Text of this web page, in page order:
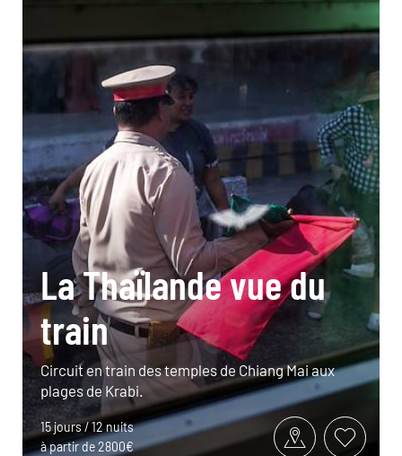
La Thaïlande vue du
train
Circuit en train des temples de Chiang Mai aux
plages de Krabi.
15 jours / 12 nuits
à partir de 2800€